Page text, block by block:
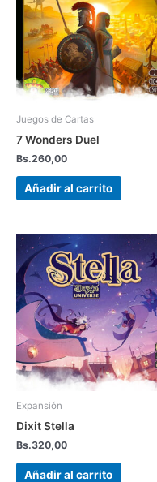
Juegos de Cartas
7 Wonders Duel
Bs.260,00
Añadir al carrito
Expansión
Dixit Stella
Bs.320,00
Añadir al carrito